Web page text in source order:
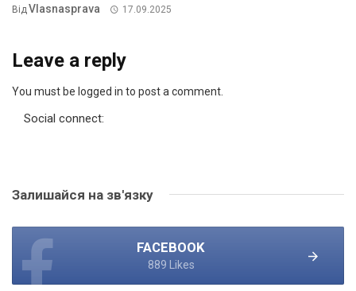
Від Vlasnasprava 17.09.2025
Leave a reply
You must be logged in to post a comment.
Social connect:
Залишайся на зв'язку
FACEBOOK
889 Likes